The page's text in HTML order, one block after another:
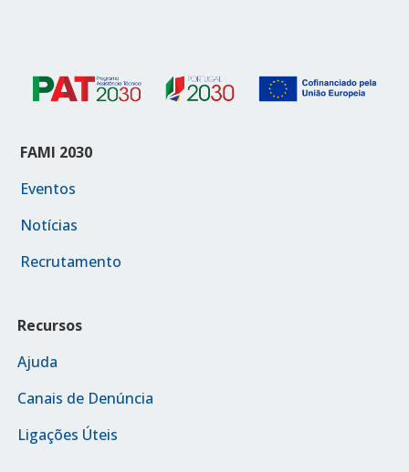
FAMI 2030
Eventos
Notícias
Recrutamento
Recursos
Ajuda
Canais de Denúncia
Ligações Úteis